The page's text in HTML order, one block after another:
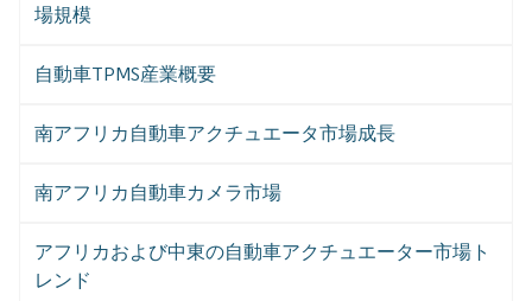
場規模
自動車TPMS産業概要
南アフリカ自動車アクチュエータ市場成長
南アフリカ自動車カメラ市場
アフリカおよび中東の自動車アクチュエーター市場ト
レンド